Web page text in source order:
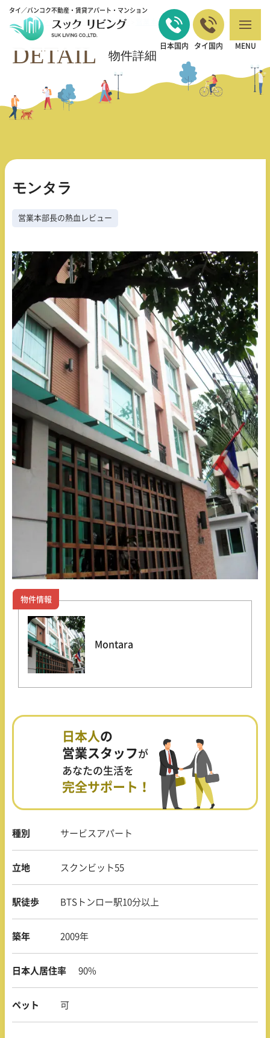
タイ／バンコク不動産・賃貸アパート・マンション
日本国内 タイ国内 MENU
バンコクの不動産・賃貸 TOP 営業本部長の熱血レビュー > モンタラ
DETAIL 物件詳細
モンタラ
営業本部長の熱血レビュー
物件情報
Montara
種別 サービスアパート
立地 スクンビット55
駅徒歩 BTSトンロー駅10分以上
築年 2009年
日本人居住率 90%
ペット 可
日本人の
営業スタッフが
あなたの生活を
完全サポート！